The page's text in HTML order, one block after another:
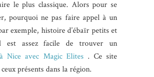
le plus classique. Alors pour se
pourquoi ne pas faire appel à un
exemple, histoire d’ébaïr petits et
est assez facile de trouver un
Nice avec Magic Elites . Ce site
présents dans la région.